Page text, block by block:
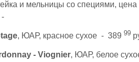
и мельницы со специями, цена
-
, ЮАР, красное сухое - 389 99
- Viognier, ЮАР, белое